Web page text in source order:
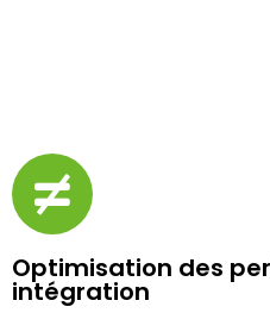
Optimisation des
intégration